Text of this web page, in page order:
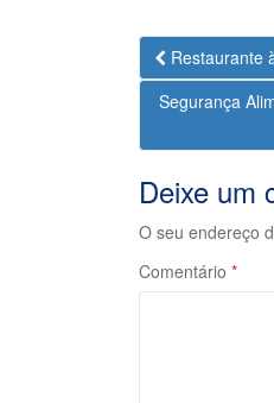
da
Restaurante
Segurança
Deixe um
O seu endereço
Comentário *